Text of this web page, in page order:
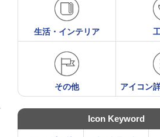
生活・インテリア
その他 アイコン
Icon Keyword